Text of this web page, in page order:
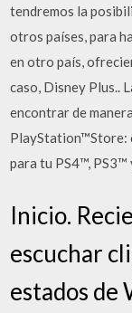
tendremos la
otros países, para
en otro país,
caso, Disney Plus..
encontrar de
PlayStation™Store:
para tu PS4™, PS3™
Inicio.
escuchar
estados de